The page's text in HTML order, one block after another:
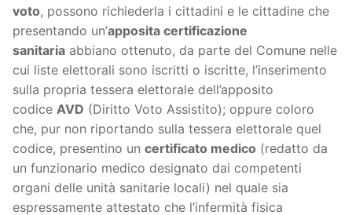
voto, possono richiederla i cittadini e le cittadine che
presentando un’apposita certificazione
sanitaria abbiano ottenuto, da parte del Comune nelle
cui liste elettorali sono iscritti o iscritte, l’inserimento
sulla propria tessera elettorale dell’apposito
codice AVD (Diritto Voto Assistito); oppure coloro
che, pur non riportando sulla tessera elettorale quel
codice, presentino un certificato medico (redatto da
un funzionario medico designato dai competenti
organi delle unità sanitarie locali) nel quale sia
espressamente attestato che l’infermità fisica